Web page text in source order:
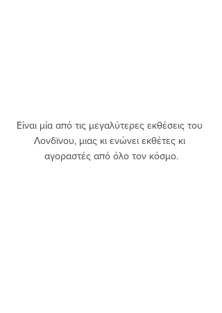
Είναι μία από τις μεγαλύτερες εκθέσεις του
Λονδϊνου, μιας κι ενώνει εκθέτες κι
αγοραστές από όλο τον κόσμο.